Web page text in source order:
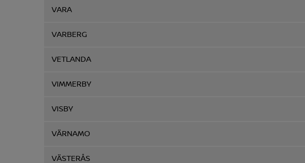
VARA
VARBERG
VETLANDA
VIMMERBY
VISBY
VÄRNAMO
VÄSTERÅS